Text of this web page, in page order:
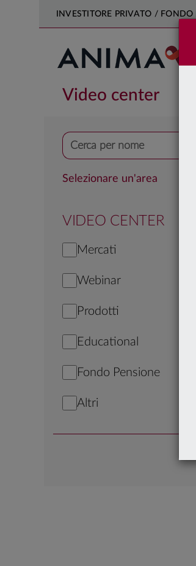
INVESTITORE PRIVATO / FONDO
Video center
Selezionare un'area
VIDEO CENTER
Mercati
Webinar
Prodotti
Educational
Fondo Pensione
Altri